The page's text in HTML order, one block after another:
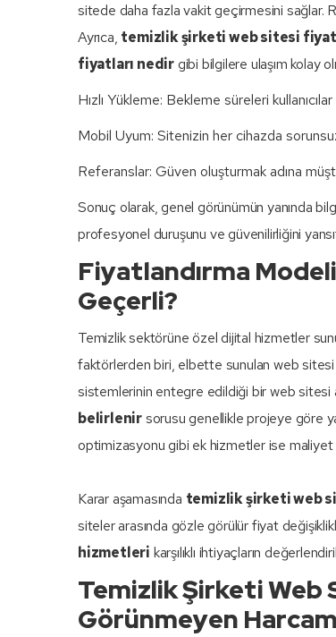
sitede daha fazla vakit geçirmesini sağlar.
Ayrıca, temizlik şirketi web sitesi
fiyatları nedirgibi bilgilere ulaşım kolay
Hızlı Yükleme: Bekleme süreleri kullanıcılar
Mobil Uyum: Sitenizin her cihazda
Referanslar: Güven oluşturmak adına
Sonuç olarak, genel görünümün yanında
profesyonel duruşunu ve güvenilirliğini
Fiyatlandırma
Geçerli?
Temizlik sektörüne özel dijital hizmetler
faktörlerden biri, elbette sunulan web sitesi
sistemlerinin entegre edildiği bir web sitesi
belirlenirsorusu genellikle projeye göre
optimizasyonu gibi ek hizmetler ise
Karar aşamasında temizlik şirketi web
siteler arasında gözle görülür fiyat
hizmetleri karşılıklı ihtiyaçların
Temizlik Şirketi Web
Görünmeyen